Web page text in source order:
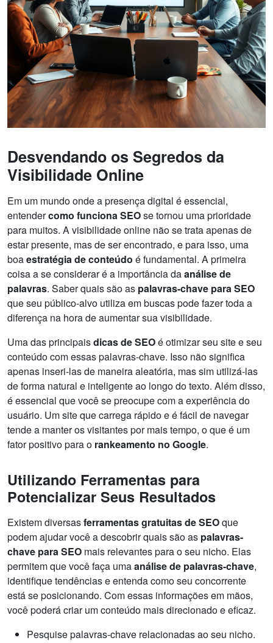
Desvendando os Segredos da
Visibilidade Online
Em um mundo onde a presença digital é essencial,
entendercomo funciona SEOse tornou uma prioridade
para muitos. A visibilidade online não se trata apenas de
estar presente, mas de ser encontrado, e para isso, uma
boaestratégia de conteúdo é fundamental. A primeira
coisa a se considerar é a importância daanálise de
palavras. Saber quais são as palavras-chave para SEO
que seu público-alvo utiliza em buscas pode fazer toda a
diferença na hora de aumentar sua visibilidade.
Uma das principaisdicas de SEOé otimizar seu site e seu
conteúdo com essas palavras-chave. Isso não significa
apenas inseri-las de maneira aleatória, mas sim utilizá-las
de forma natural e inteligente ao longo do texto. Além disso,
é essencial que você se preocupe com a experiência do
usuário. Um site que carrega rápido e é fácil de navegar
tende a manter os visitantes por mais tempo, o que é um
fator positivo para o rankeamento no Google.
Utilizando Ferramentas para
Potencializar Seus Resultados
Existem diversasferramentas gratuitas de SEOque
podem ajudar você a descobrir quais são as palavras-
chave para SEO mais relevantes para o seu nicho. Elas
permitem que você faça umaanálise de palavras-chave,
identifique tendências e entenda como seu concorrente
está se posicionando. Com essas informações em mãos,
você poderá criar um conteúdo mais direcionado e eficaz.
Pesquise palavras-chave relacionadas ao seu nicho.